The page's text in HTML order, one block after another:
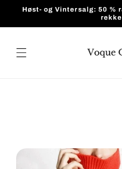
Høst- og Vintersalg: 50 %